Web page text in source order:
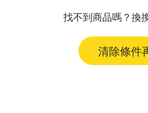
找不到商品嗎？換
清除條件